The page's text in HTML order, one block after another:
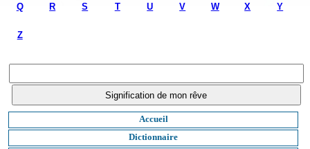
Q R S T U V W X Y
Z
Accueil
Dictionnaire